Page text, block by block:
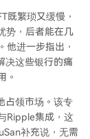
既繁琐又缓慢，
势，后者能在几
他进一步指出，
决这些银行的痛
。
占领市场。该专
Ripple集成 ，这
补充说，无需